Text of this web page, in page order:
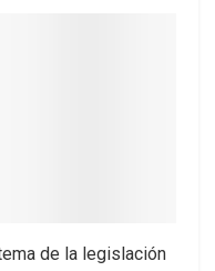
de la legislación